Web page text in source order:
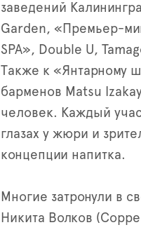
заведений
Garden, «Премьер-
SPA», Double U,
Также к «Янтарному
барменов Matsu
человек. Каждый
глазах у жюри и
концепции напитка.
Многие затронули в
Никита Волков